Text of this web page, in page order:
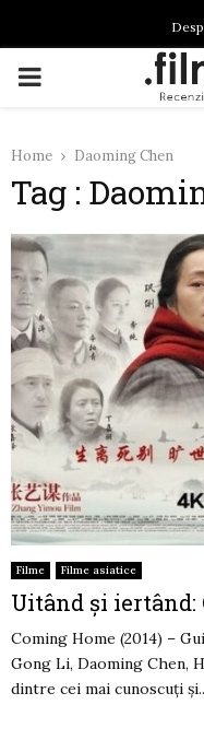
PRIMARY
Home Daoming Chen
Tag :
Filme Filme asiatice
Uitând și iertând:
Coming Home (2014) –
Gong Li, Daoming Chen,
dintre cei mai cunoscuți